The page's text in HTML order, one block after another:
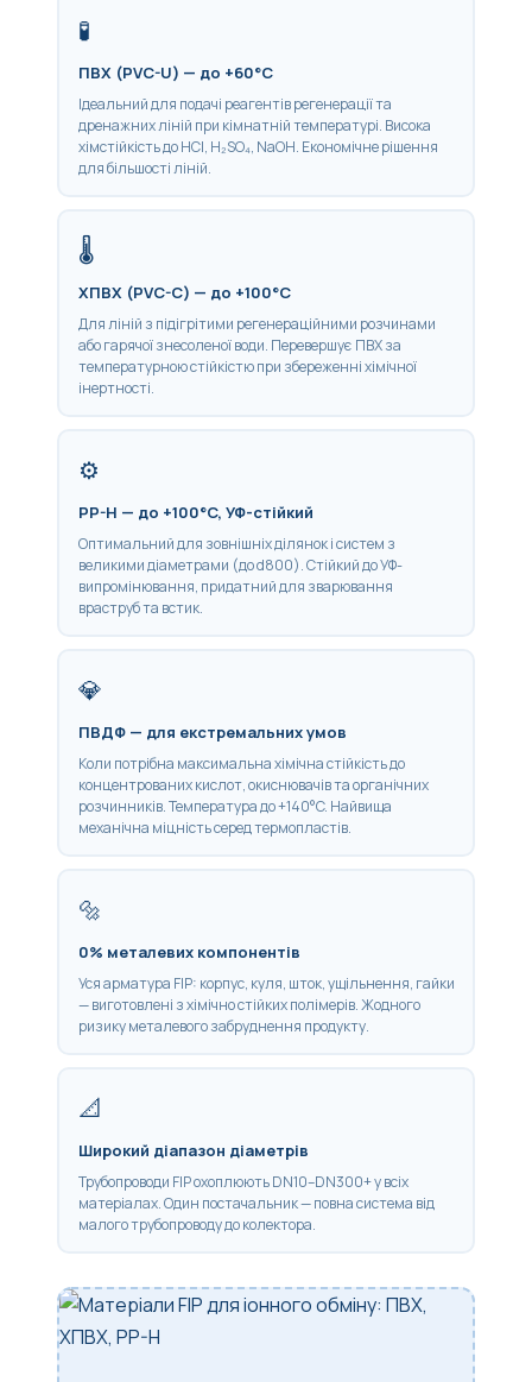
🧪
ПВХ (PVC-U) — до +60°C
Ідеальний для подачі реагентів регенерації та
дренажних ліній при кімнатній температурі. Висока
хімстійкість до HCl, H₂SO₄, NaOH. Економічне рішення
для більшості ліній.
🌡️
ХПВХ (PVC-C) — до +100°C
Для ліній з підігрітими регенераційними розчинами
або гарячої знесоленої води. Перевершує ПВХ за
температурною стійкістю при збереженні хімічної
інертності.
⚙️
PP-H — до +100°C, УФ-стійкий
Оптимальний для зовнішніх ділянок і систем з
великими діаметрами (до d800). Стійкий до УФ-
випромінювання, придатний для зварювання
враструб та встик.
💎
ПВДФ — для екстремальних умов
Коли потрібна максимальна хімічна стійкість до
концентрованих кислот, окиснювачів та органічних
розчинників. Температура до +140°C. Найвища
механічна міцність серед термопластів.
🔩
0% металевих компонентів
Уся арматура FIP: корпус, куля, шток, ущільнення, гайки
— виготовлені з хімічно стійких полімерів. Жодного
ризику металевого забруднення продукту.
📐
Широкий діапазон діаметрів
Трубопроводи FIP охоплюють DN10–DN300+ у всіх
матеріалах. Один постачальник — повна система від
малого трубопроводу до колектора.